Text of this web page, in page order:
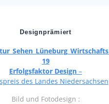
Designprämiert
Erfolgsfaktor Design –
des Landes Niedersachsen
Bild und Fotodesign :